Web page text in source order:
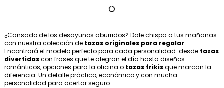
¿Cansado de los desayunos aburridos? Dale chispa a tus mañanas
con nuestra colección de tazas originales para regalar.
Encontrará el modelo perfecto para cada personalidad: desde tazas
divertidascon frases que te alegran el día hasta diseños
románticos, opciones para la oficina o tazas frikisque marcan la
diferencia. Un detalle práctico, económico y con mucha
personalidad para acertar seguro.